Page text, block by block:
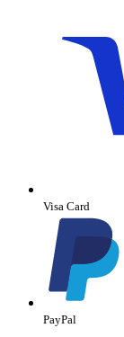
Visa Card
PayPal